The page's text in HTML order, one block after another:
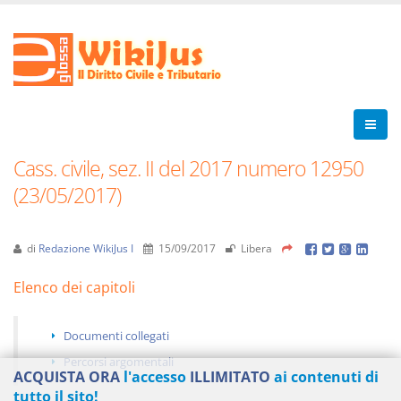
Cass. civile, sez. II del 2017 numero 12950
(23/05/2017)
di Redazione WikiJus I 15/09/2017 Libera
Elenco dei capitoli
Documenti collegati
Percorsi argomentali
ACQUISTA ORA l'accesso ILLIMITATO ai contenuti di
tutto il sito!